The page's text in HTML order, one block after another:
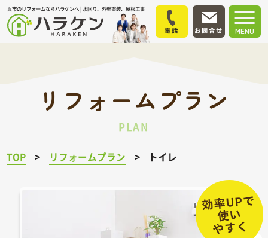
呉市のリフォームならハラケンへ | 水回り、外壁塗装、屋根工事
MENU
電話 お問合せ
リフォームプラン
PLAN
TOP リフォームプラン トイレ
効率UPで
使い
やすく